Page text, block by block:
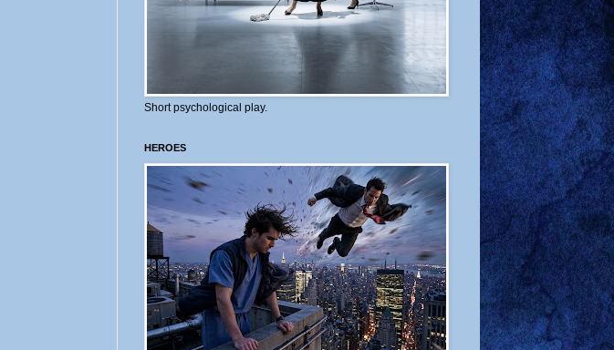
Short psychological play.
HEROES